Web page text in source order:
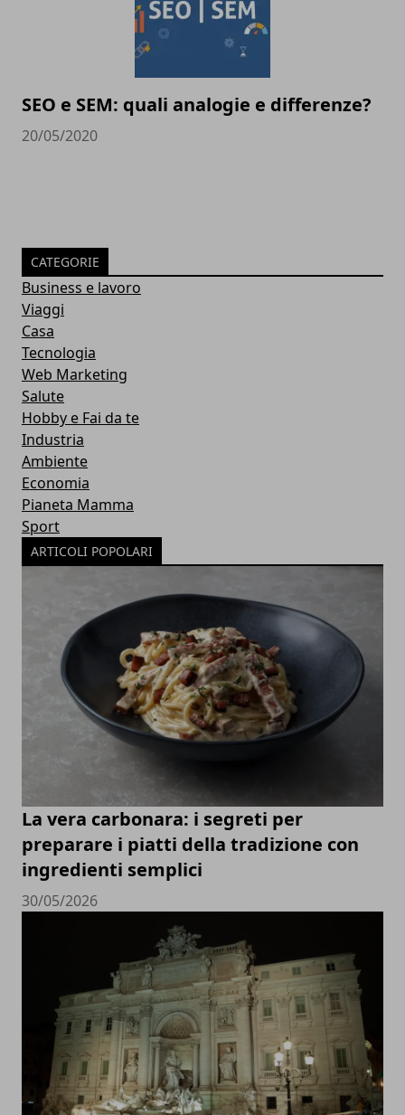
SEO e SEM: quali analogie e differenze?
20/05/2020
CATEGORIE
Business e lavoro
Viaggi
Casa
Tecnologia
Web Marketing
Salute
Hobby e Fai da te
Industria
Ambiente
Economia
Pianeta Mamma
Sport
ARTICOLI POPOLARI
La vera carbonara: i segreti per
preparare i piatti della tradizione con
ingredienti semplici
30/05/2026